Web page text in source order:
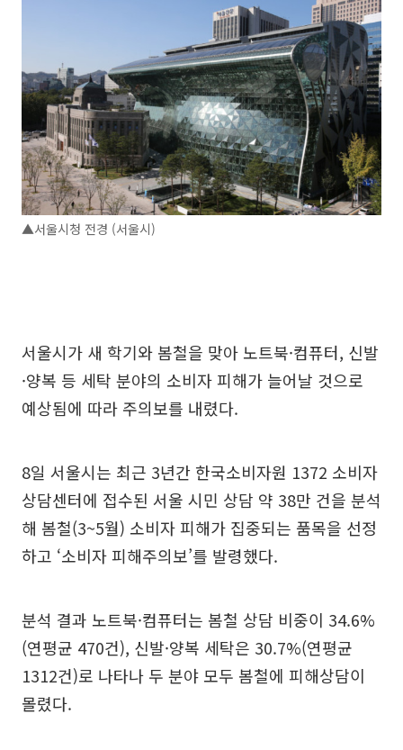
▲서울시청 전경 (서울시)
서울시가 새 학기와 봄철을 맞아 노트북·컴퓨터, 신발
·양복 등 세탁 분야의 소비자 피해가 늘어날 것으로
예상됨에 따라 주의보를 내렸다.
8일 서울시는 최근 3년간 한국소비자원 1372 소비자
상담센터에 접수된 서울 시민 상담 약 38만 건을 분석
해 봄철(3~5월) 소비자 피해가 집중되는 품목을 선정
하고 ‘소비자 피해주의보’를 발령했다.
분석 결과 노트북·컴퓨터는 봄철 상담 비중이 34.6%
(연평균 470건), 신발·양복 세탁은 30.7%(연평균
1312건)로 나타나 두 분야 모두 봄철에 피해상담이
몰렸다.